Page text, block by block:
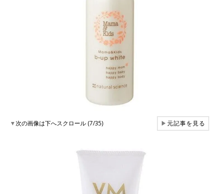
▼次の画像は下へスクロール (7/35) ▶元記事を見る